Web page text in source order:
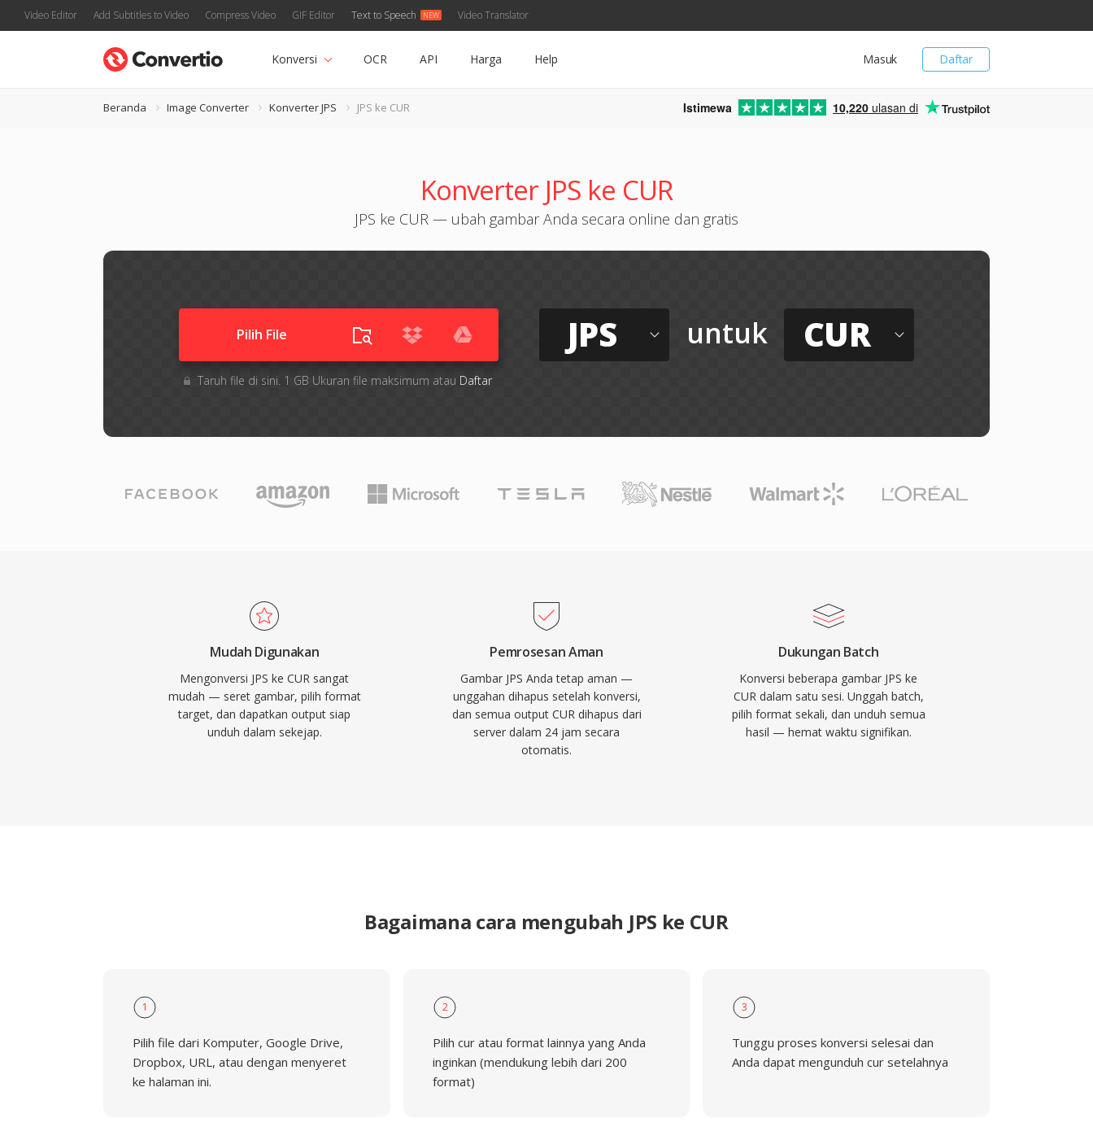
Video Editor Add Subtitles to Video Compress Video GIF Editor Text to Speech Video Translator
Daftar
Masuk
Konversi OCR API Harga Help
Beranda Image Converter Konverter JPS JPS ke CUR Istimewa 10,220 ulasan di
Konverter JPS ke CUR
JPS ke CUR — ubah gambar Anda secara online dan gratis
Pilih File
Taruh file di sini. 1 GB Ukuran file maksimum atau Daftar
JPS untuk CUR
Mudah Digunakan
Mengonversi JPS ke CUR sangat
mudah — seret gambar, pilih format
target, dan dapatkan output siap
unduh dalam sekejap.
Pemrosesan Aman
Gambar JPS Anda tetap aman —
unggahan dihapus setelah konversi,
dan semua output CUR dihapus dari
server dalam 24 jam secara
otomatis.
Dukungan Batch
Konversi beberapa gambar JPS ke
CUR dalam satu sesi. Unggah batch,
pilih format sekali, dan unduh semua
hasil — hemat waktu signifikan.
Bagaimana cara mengubah JPS ke CUR
1
Pilih file dari Komputer, Google Drive,
Dropbox, URL, atau dengan menyeret
ke halaman ini.
2
Pilih cur atau format lainnya yang Anda
inginkan (mendukung lebih dari 200
format)
3
Tunggu proses konversi selesai dan
Anda dapat mengunduh cur setelahnya